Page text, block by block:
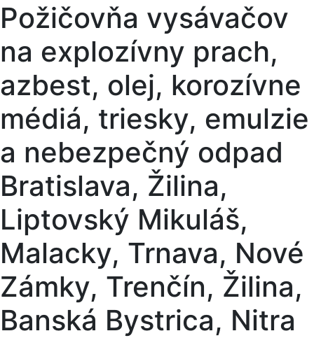
Požičovňa vysávačov
na explozívny prach,
azbest, olej, korozívne
médiá, triesky, emulzie
a nebezpečný odpad
Bratislava, Žilina,
Liptovský Mikuláš,
Malacky, Trnava, Nové
Zámky, Trenčín, Žilina,
Banská Bystrica, Nitra